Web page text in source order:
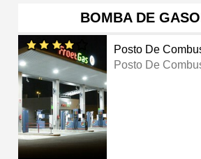
BOMBA DE
Posto De
Posto De